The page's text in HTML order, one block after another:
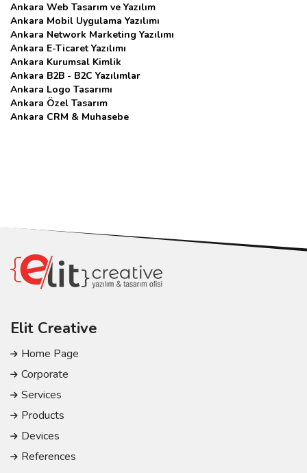
Ankara Web Tasarım ve Yazılım
Ankara Mobil Uygulama Yazılımı
Ankara Network Marketing Yazılımı
Ankara E-Ticaret Yazılımı
Ankara Kurumsal Kimlik
Ankara B2B - B2C Yazılımlar
Ankara Logo Tasarımı
Ankara Özel Tasarım
Ankara CRM & Muhasebe
Elit Creative
Home Page
Corporate
Services
Products
Devices
References